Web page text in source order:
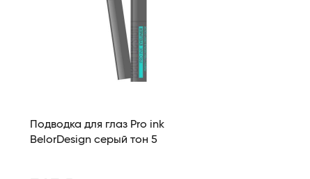
Подводка для глаз Pro ink
BelorDesign серый тон 5